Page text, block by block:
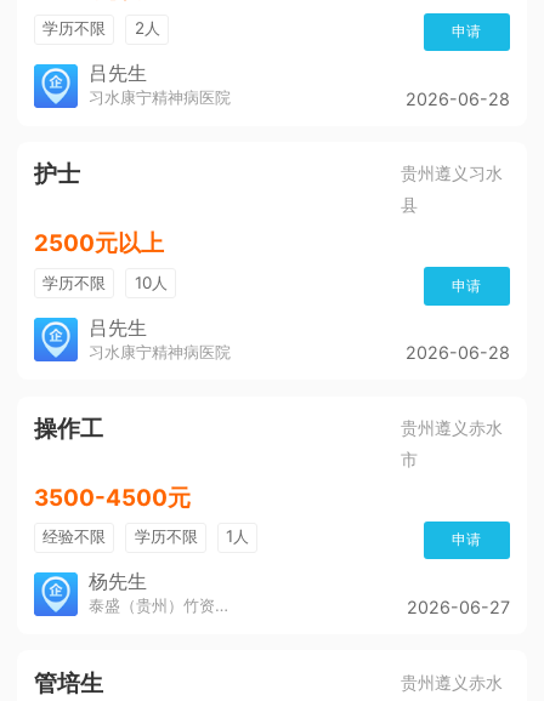
学历不限 2人 申请
吕先生
习水康宁精神病医院 2026-06-28
护士
贵州遵义习水
县
2500元以上
学历不限 10人 申请
吕先生
习水康宁精神病医院 2026-06-28
操作工
贵州遵义赤水
市
3500-4500元
经验不限 学历不限 1人 申请
杨先生
泰盛（贵州）竹资源发展有限公司 2026-06-27
管培生
贵州遵义赤水